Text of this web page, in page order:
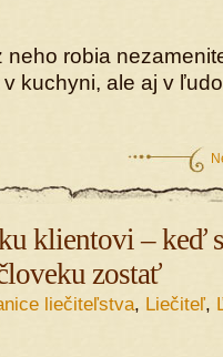
robia
kuchyni, ale aj v
klientovi – keď
zostať
liečiteľstva, Liečiteľ,